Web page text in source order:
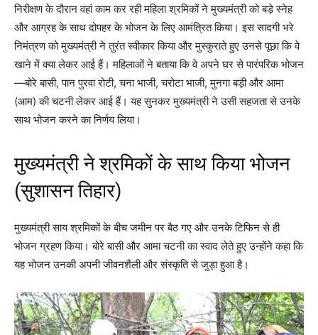
निरीक्षण के दौरान वहां काम कर रही महिला श्रमिकों ने मुख्यमंत्री को बड़े स्नेह
और आग्रह के साथ दोपहर के भोजन के लिए आमंत्रित किया। इस सादगी भरे
निमंत्रण को मुख्यमंत्री ने तुरंत स्वीकार किया और मुस्कुराते हुए उनसे पूछा कि वे
खाने में क्या लेकर आई हैं। महिलाओं ने बताया कि वे अपने घर से पारंपरिक भोजन
—बोरे बासी, पान पुरवा रोटी, चना भाजी, चरोटा भाजी, मुनगा बड़ी और आमा
(आम) की चटनी लेकर आई हैं। यह सुनकर मुख्यमंत्री ने उसी सहजता से उनके
साथ भोजन करने का निर्णय लिया।
मुख्यमंत्री ने श्रमिकों के साथ किया भोजन
(सुशासन तिहार)
मुख्यमंत्री साय श्रमिकों के बीच जमीन पर बैठ गए और उनके टिफिन से ही
भोजन ग्रहण किया। बोरे बासी और आमा चटनी का स्वाद लेते हुए उन्होंने कहा कि
यह भोजन उनकी अपनी जीवनशैली और संस्कृति से जुड़ा हुआ है।